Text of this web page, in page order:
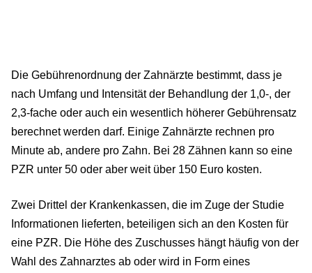
Die Gebührenordnung der Zahnärzte bestimmt, dass je
nach Umfang und Intensität der Behandlung der 1,0-, der
2,3-fache oder auch ein wesentlich höherer Gebührensatz
berechnet werden darf. Einige Zahnärzte rechnen pro
Minute ab, andere pro Zahn. Bei 28 Zähnen kann so eine
PZR unter 50 oder aber weit über 150 Euro kosten.
Zwei Drittel der Krankenkassen, die im Zuge der Studie
Informationen lieferten, beteiligen sich an den Kosten für
eine PZR. Die Höhe des Zuschusses hängt häufig von der
Wahl des Zahnarztes ab oder wird in Form eines